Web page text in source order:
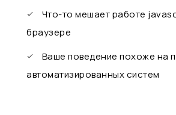
Что-то мешает работе
браузере
Ваше поведение похоже на
автоматизированных систем